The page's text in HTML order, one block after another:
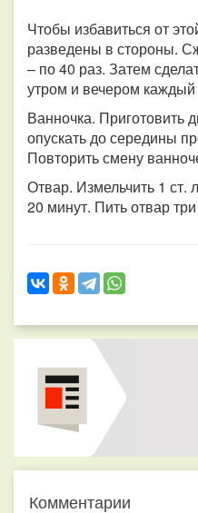
Чтобы избавиться от
разведены в стороны.
– по 40 раз. Затем
утром и вечером каждый
Ванночка. Приготовить
опускать до середины
Повторить смену
Отвар. Измельчить 1 ст.
20 минут. Пить отвар
Комментарии